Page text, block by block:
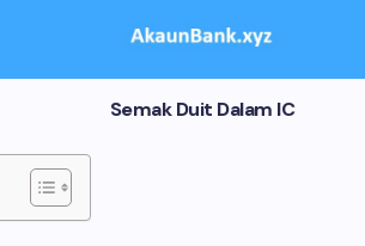
Semak Duit Dalam IC